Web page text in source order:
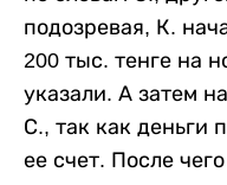
подозревая, К.
200 тыс. тенге на
указали. А затем
С., так как деньги
ее счет. После